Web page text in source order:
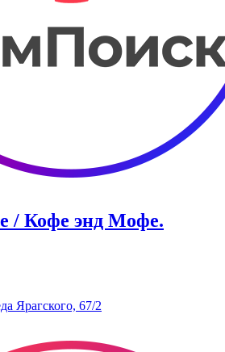
/ Кофе энд Мофе.
Ярагского, 67/2